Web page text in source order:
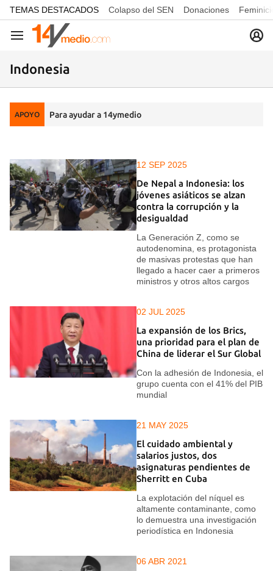
common.go-to-content
TEMAS DESTACADOS Colapso del SEN Donaciones
Navegación
Indonesia
APOYO Para ayudar a 14ymedio
12 SEP 2025
De Nepal a Indonesia: los
jóvenes asiáticos se alzan
contra la corrupción y la
desigualdad
La Generación Z, como se
autodenomina, es protagonista
de masivas protestas que han
llegado a hacer caer a primeros
ministros y otros altos cargos
02 JUL 2025
La expansión de los Brics,
una prioridad para el plan de
China de liderar el Sur Global
Con la adhesión de Indonesia, el
grupo cuenta con el 41% del PIB
mundial
21 MAY 2025
El cuidado ambiental y
salarios justos, dos
asignaturas pendientes de
Sherritt en Cuba
La explotación del níquel es
altamente contaminante, como
lo demuestra una investigación
periodística en Indonesia
06 ABR 2021